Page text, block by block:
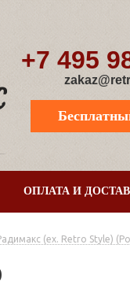
+7 495
ОПЛАТА И
(ex. Retro Style)